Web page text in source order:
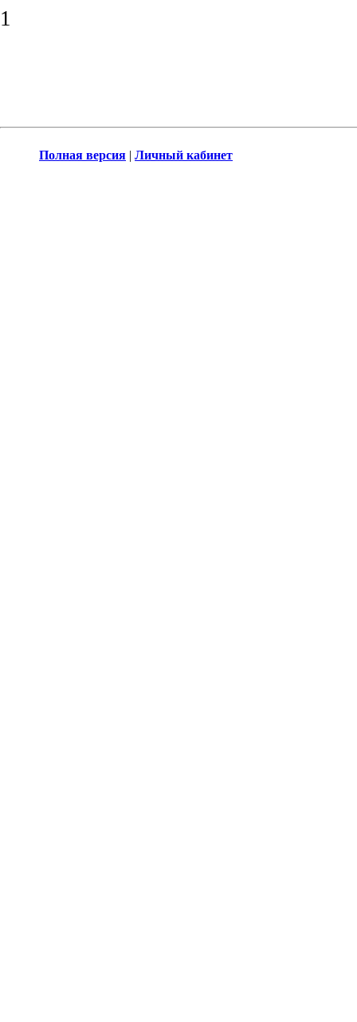
1
Полная версия | Личный кабинет